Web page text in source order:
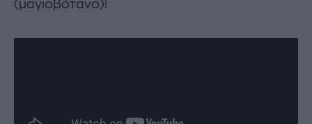
(μαγιοβότανο)!